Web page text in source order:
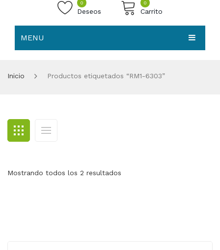
0
Deseos
0
Carrito
MENU
BLOG
CONTACTO
Inicio Productos etiquetados “RM1-6303”
Mostrando todos los 2 resultados